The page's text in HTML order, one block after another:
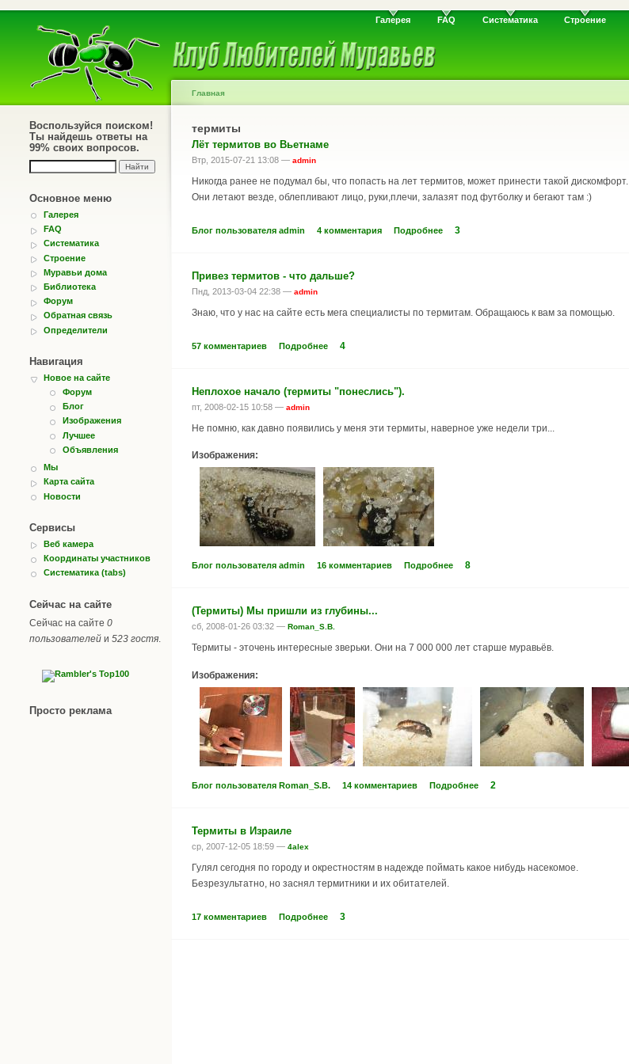
Галерея FAQ Систематика Строение
Воспользуйся поиском!
Ты найдешь ответы на
99% своих вопросов.
Основное меню
Галерея
FAQ
Систематика
Строение
Муравьи дома
Библиотека
Форум
Обратная связь
Определители
Навигация
Новое на сайте
Форум
Блог
Изображения
Лучшее
Объявления
Мы
Карта сайта
Новости
Сервисы
Веб камера
Координаты участников
Систематика (tabs)
Сейчас на сайте
Сейчас на сайте 0
пользователей и 523 гостя
Просто реклама
Главная
термиты
Лёт термитов во Вьетнаме
Втр, 2015-07-21 13:08 — admin
Никогда ранее не подумал бы, что попасть на лет термитов, может принести такой дискомфорт.
Они летают везде, облепливают лицо, руки,плечи, залазят под футболку и бегают там :)
Блог пользователя admin 4 комментария Подробнее 3
Привез термитов - что дальше?
Пнд, 2013-03-04 22:38 — admin
Знаю, что у нас на сайте есть мега специалисты по термитам. Обращаюсь к вам за помощью.
57 комментариев Подробнее 4
Неплохое начало (термиты "понеслись").
пт, 2008-02-15 10:58 — admin
Не помню, как давно появились у меня эти термиты, наверное уже недели три...
Изображения:
Блог пользователя admin 16 комментариев Подробнее 8
(Термиты) Мы пришли из глубины...
сб, 2008-01-26 03:32 — Roman_S.B.
Термиты - эточень интересные зверьки. Они на 7 000 000 лет старше муравьёв.
Изображения:
Блог пользователя Roman_S.B. 14 комментариев Подробнее 2
Термиты в Израиле
ср, 2007-12-05 18:59 — 4alex
Гулял сегодня по городу и окрестностям в надежде поймать какое нибудь насекомое.
Безрезультатно, но заснял термитники и их обитателей.
17 комментариев Подробнее 3